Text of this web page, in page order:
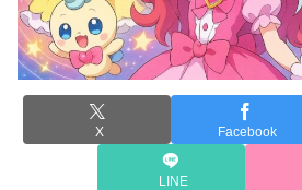
X Facebook
LINE